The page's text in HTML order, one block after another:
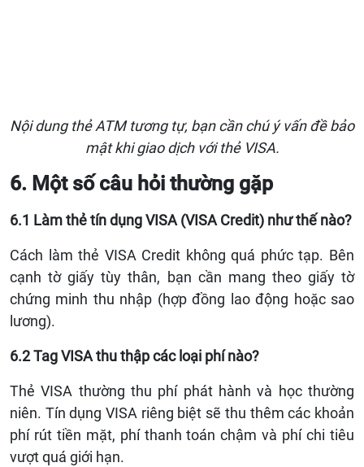
Nội dung thẻ ATM tương tự, bạn cần chú ý vấn đề bảo
mật khi giao dịch với thẻ VISA.
6. Một số câu hỏi thường gặp
6.1 Làm thẻ tín dụng VISA (VISA Credit) như thế nào?
Cách làm thẻ VISA Credit không quá phức tạp. Bên
cạnh tờ giấy tùy thân, bạn cần mang theo giấy tờ
chứng minh thu nhập (hợp đồng lao động hoặc sao
lương).
6.2 Tag VISA thu thập các loại phí nào?
Thẻ VISA thường thu phí phát hành và học thường
niên. Tín dụng VISA riêng biệt sẽ thu thêm các khoản
phí rút tiền mặt, phí thanh toán chậm và phí chi tiêu
vượt quá giới hạn.